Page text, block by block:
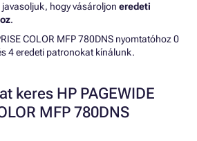
javasoljuk, hogy vásároljon eredeti
.
COLOR MFP 780DNS nyomtatóhoz 0
4 eredeti patronokat kínálunk.
keres HP PAGEWIDE
MFP 780DNS